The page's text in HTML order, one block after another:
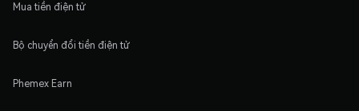
Mua tiền điện tử
Bộ chuyển đổi tiền điện tử
Phemex Earn